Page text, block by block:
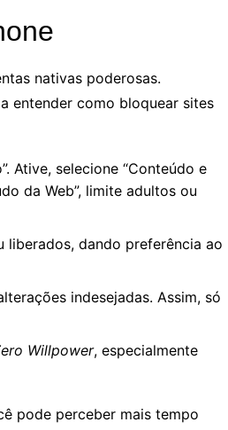
nativas poderosas.
entender como bloquear sites
Ative, selecione “Conteúdo e
da Web”, limite adultos ou
liberados, dando preferência ao
indesejadas. Assim, só
Willpower, especialmente
pode perceber mais tempo